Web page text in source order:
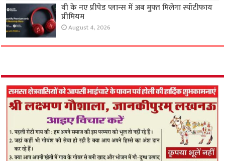
वी के नए प्रीपेड प्लान्स में अब मुफ्त मिलेगा स्पॉटीफाय
प्रीमियम
August 4, 2026